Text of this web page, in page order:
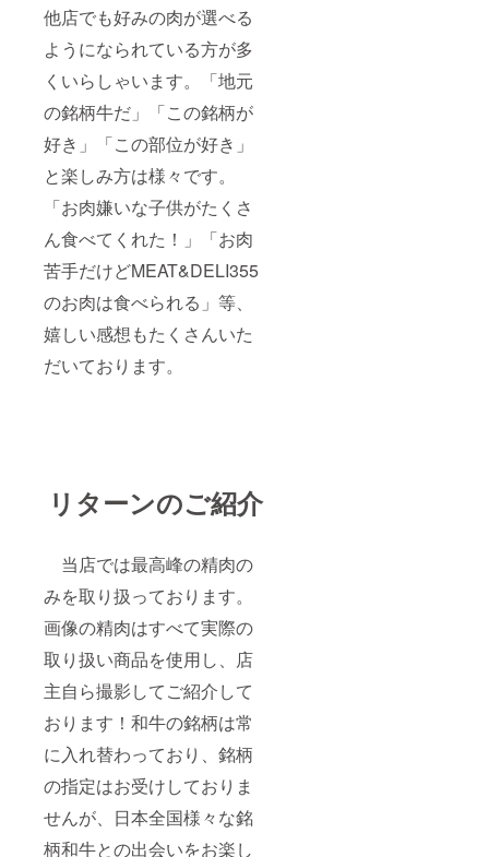
他店でも好みの肉が選べる
ようになられている方が多
くいらしゃいます。「地元
の銘柄牛だ」「この銘柄が
好き」「この部位が好き」
と楽しみ方は様々です。
「お肉嫌いな子供がたくさ
ん食べてくれた！」「お肉
苦手だけどMEAT&DELI355
のお肉は食べられる」等、
嬉しい感想もたくさんいた
だいております。
リターンのご紹介
当店では最高峰の精肉の
みを取り扱っております。
画像の精肉はすべて実際の
取り扱い商品を使用し、店
主自ら撮影してご紹介して
おります！和牛の銘柄は常
に入れ替わっており、銘柄
の指定はお受けしておりま
せんが、日本全国様々な銘
柄和牛との出会いをお楽し